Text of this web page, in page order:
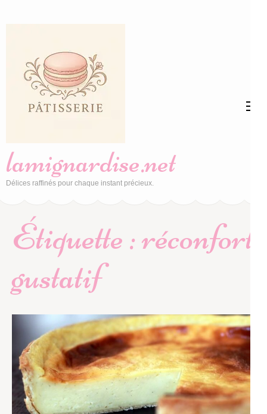
(Pressez
Entrée)
lamignardise.net
Délices raffinés pour chaque instant précieux.
Étiquette :réconfort
gustatif